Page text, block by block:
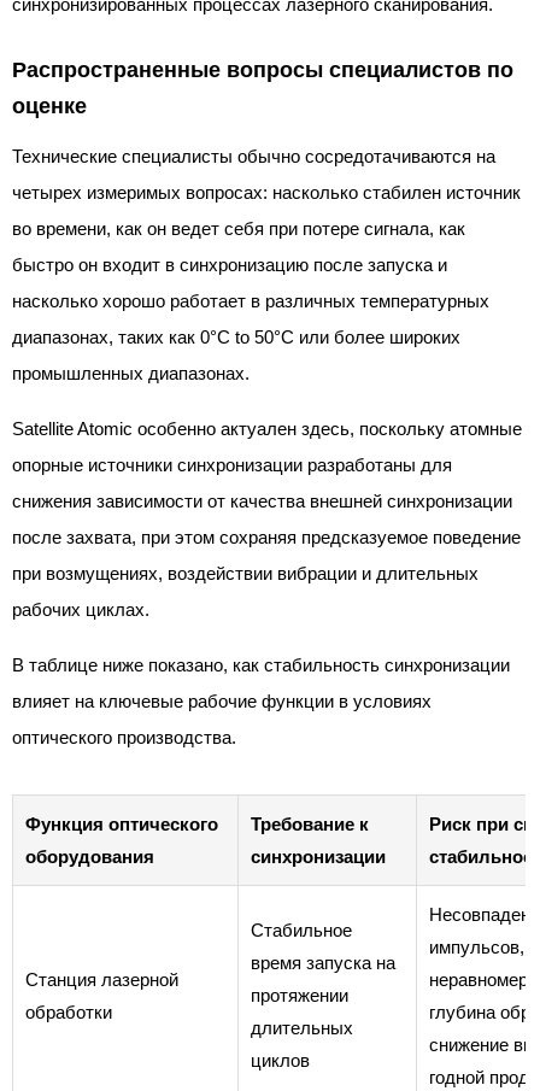
синхронизированных процессах лазерного сканирования.
Распространенные вопросы специалистов по
оценке
Технические специалисты обычно сосредотачиваются на
четырех измеримых вопросах: насколько стабилен источник
во времени, как он ведет себя при потере сигнала, как
быстро он входит в синхронизацию после запуска и
насколько хорошо работает в различных температурных
диапазонах, таких как 0°C to 50°C или более широких
промышленных диапазонах.
Satellite Atomic особенно актуален здесь, поскольку атомные
опорные источники синхронизации разработаны для
снижения зависимости от качества внешней синхронизации
после захвата, при этом сохраняя предсказуемое поведение
при возмущениях, воздействии вибрации и длительных
рабочих циклах.
В таблице ниже показано, как стабильность синхронизации
влияет на ключевые рабочие функции в условиях
оптического производства.
Функция оптического
оборудования
Требование к
синхронизации
Риск при
Станция лазерной
обработки
Стабильное
время запуска на
протяжении
длительных
циклов
импульсов,
глубина
снижение
годной